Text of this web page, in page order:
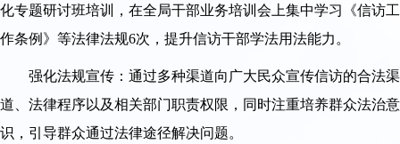
化专题研讨班培训，在全局干部业务培训会上集中学习《信访工
作条例》等法律法规6次，提升信访干部学法用法能力。
强化法规宣传：通过多种渠道向广大民众宣传信访的合法渠
道、法律程序以及相关部门职责权限，同时注重培养群众法治意
识，引导群众通过法律途径解决问题。